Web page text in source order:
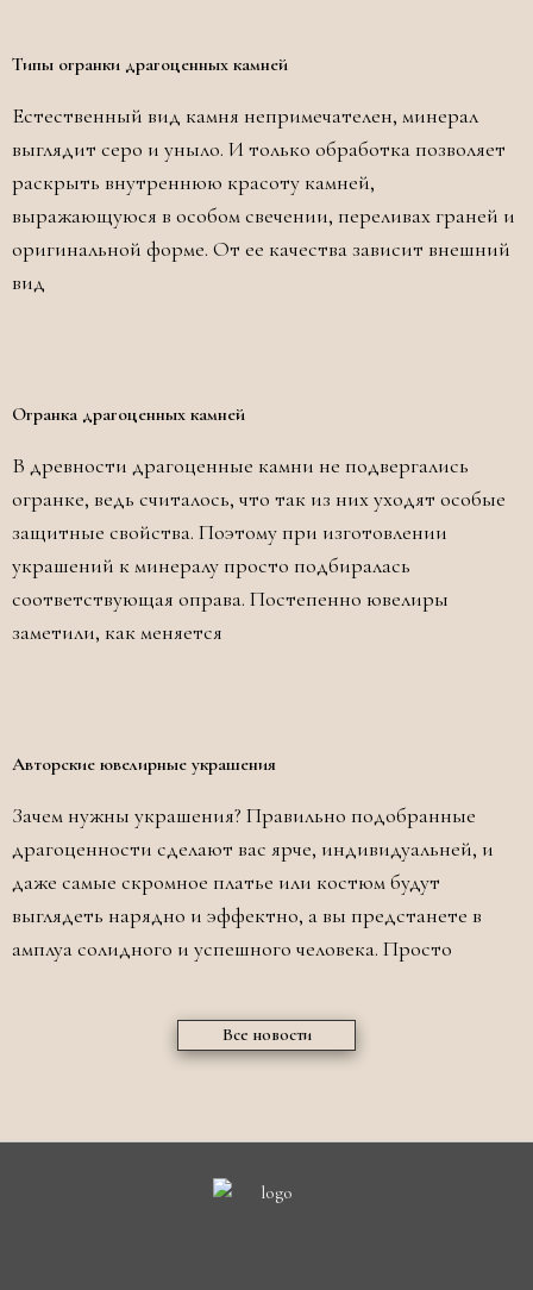
Типы огранки драгоценных камней
Естественный вид камня непримечателен, минерал
выглядит серо и уныло. И только обработка позволяет
раскрыть внутреннюю красоту камней,
выражающуюся в особом свечении, переливах граней и
оригинальной форме. От ее качества зависит внешний
вид
Огранка драгоценных камней
В древности драгоценные камни не подвергались
огранке, ведь считалось, что так из них уходят особые
защитные свойства. Поэтому при изготовлении
украшений к минералу просто подбиралась
соответствующая оправа. Постепенно ювелиры
заметили, как меняется
Авторские ювелирные украшения
Зачем нужны украшения? Правильно подобранные
драгоценности сделают вас ярче, индивидуальней, и
даже самые скромное платье или костюм будут
выглядеть нарядно и эффектно, а вы предстанете в
амплуа солидного и успешного человека. Просто
Все новости